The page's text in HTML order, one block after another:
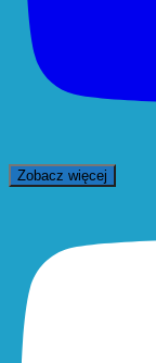
Zobacz więcej